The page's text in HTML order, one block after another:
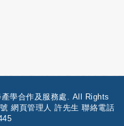
學合作及服務處. All Rights
網頁管理人 許先生 聯絡電話